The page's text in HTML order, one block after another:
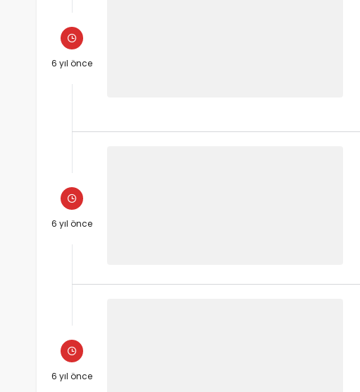
6 yıl önce
6 yıl önce
6 yıl önce